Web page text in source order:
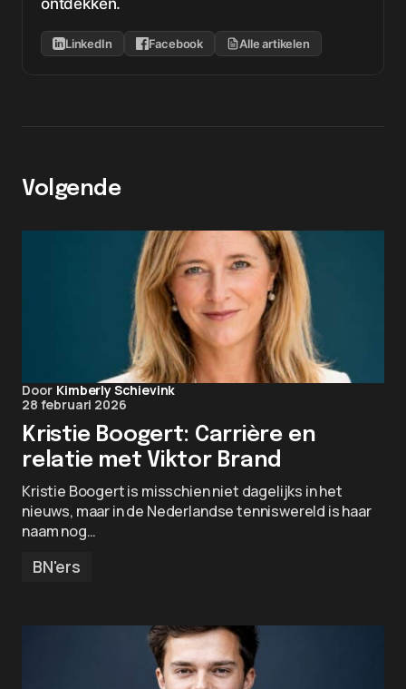
ontdekken.
LinkedIn Facebook Alle artikelen
Volgende
Door Kimberly Schievink
28 februari 2026
Kristie Boogert: Carrière en
relatie met Viktor Brand
Kristie Boogert is misschien niet dagelijks in het
nieuws, maar in de Nederlandse tenniswereld is haar
naam nog…
BN'ers